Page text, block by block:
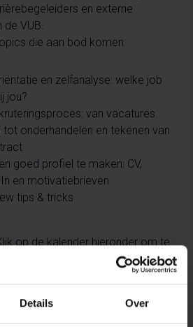
Details Over
en externe
de VUB.
die aan bod komen:
en zelfanalyse: welke job
jou?
van vacatures
tot onderhandelen en tekenen van
goed profiel te maken: CV,
en motivatiebrieven
tips & tricks
op de kalender hieronder om te
workshops jij kan deelnemen.
Alumni